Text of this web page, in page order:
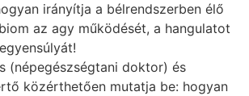
irányítja a bélrendszerben élő
az agy működését, a hangulatot
(népegészségtani doktor) és
közérthetően mutatja be: hogyan